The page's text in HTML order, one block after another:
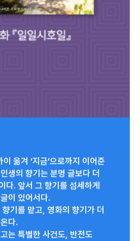
옮겨 ‘지금’으로까지 이어준
생의 향기는 분명 글보다 더
다. 앞서 그 향기를 섬세하게
이 있어서다.
기를 맡고, 영화의 향기가 더
다.
는 특별한 사건도, 반전도